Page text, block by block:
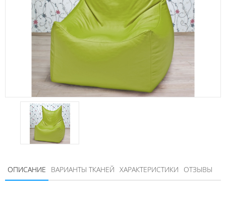
ОПИСАНИЕ ВАРИАНТЫ ТКАНЕЙ ХАРАКТЕРИСТИКИ ОТЗЫВЫ